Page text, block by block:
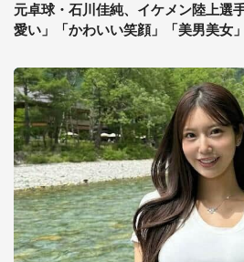
元卓球・石川佳純、イケメン陸上選
愛い」「かわいい笑顔」「美男美女